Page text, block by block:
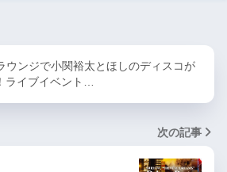
ウンジで小関裕太とほしのディスコが
ライブイベント…
次の記事